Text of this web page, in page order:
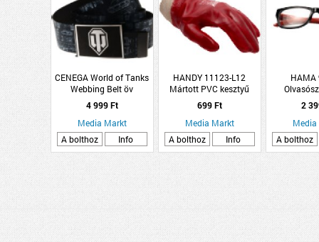
CENEGA World of Tanks
Webbing Belt öv
(Kiegészítők/Relikviák)
4 999 Ft
Media Markt
A bolthoz
Info
HANDY 11123-L12
Mártott PVC kesztyű
699 Ft
Media Markt
A bolthoz
Info
HAMA
műanyag,
2
A bolthoz